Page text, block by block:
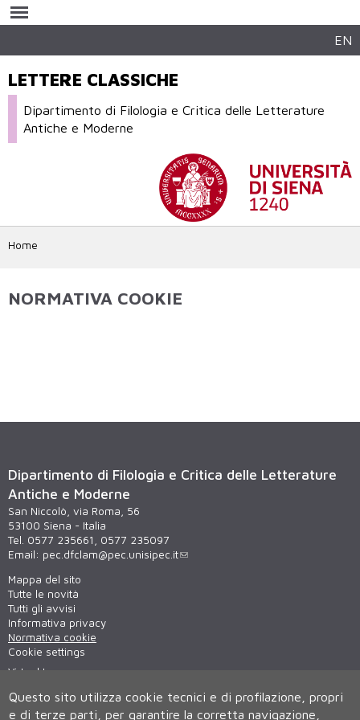
contenuto
EN
LETTERE CLASSICHE
Dipartimento di Filologia e Critica delle Letterature
Antiche e Moderne
Home
NORMATIVA COOKIE
Dipartimento di Filologia e Critica delle Letterature
Antiche e Moderne
San Niccolò, via Roma, 56
53100 Siena - Italia
Tel. 0577 235661, 0577 235097
Email: pec.dfclam@pec.unisipec.it
Mappa del sito
Tutte le novità
Tutti gli avvisi
Informativa privacy
Normativa cookie
Cookie settings
Virtual tour
Questo sito utilizza cookie tecnici e di profilazione, propri
e di terze parti, per garantire la corretta navigazione,